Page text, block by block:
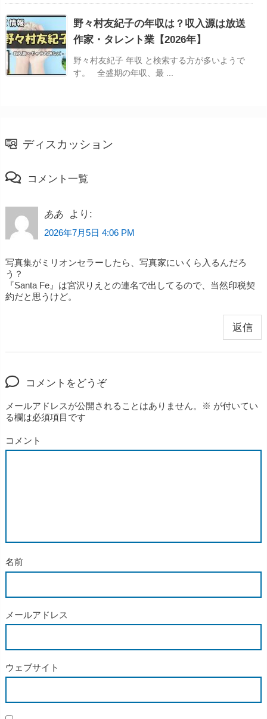
野々村友紀子の年収は？収入源は放送
作家・タレント業【2026年】
野々村友紀子 年収 と検索する方が多いようで
す。 全盛期の年収、最 ...
ディスカッション
コメント一覧
ああ より:
2026年7月5日 4:06 PM
写真集がミリオンセラーしたら、写真家にいくら入るんだろ
う？
『Santa Fe』は宮沢りえとの連名で出してるので、当然印税契
約だと思うけど。
返信
コメントをどうぞ
メールアドレスが公開されることはありません。 ※ が付いてい
る欄は必須項目です
コメント
名前
メールアドレス
ウェブサイト